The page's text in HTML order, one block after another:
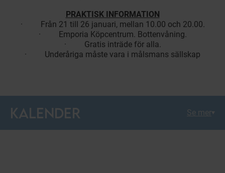
PRAKTISK INFORMATION
· Från 21 till 26 januari, mellan 10.00 och 20.00.
· Emporia Köpcentrum. Bottenvåning.
· Gratis inträde för alla.
· Underåriga måste vara i målsmans sällskap
KALENDER Se mer